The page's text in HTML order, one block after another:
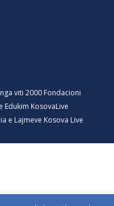
viti 2000 Fondacioni
KosovaLive
e Lajmeve Kosova Live